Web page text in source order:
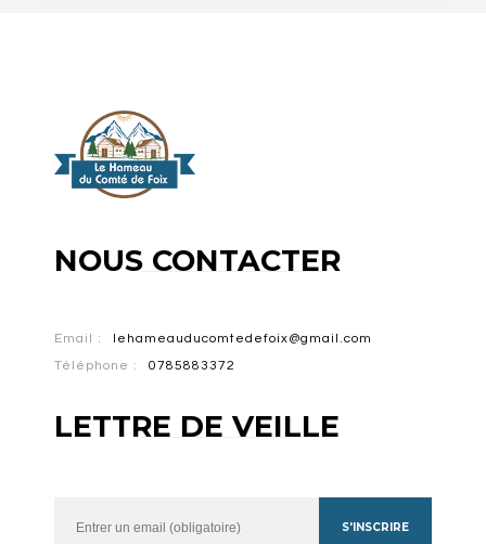
NOUS CONTACTER
Email :
lehameauducomtedefoix@gmail.com
Téléphone :
0785883372
LETTRE DE VEILLE
S'INSCRIRE